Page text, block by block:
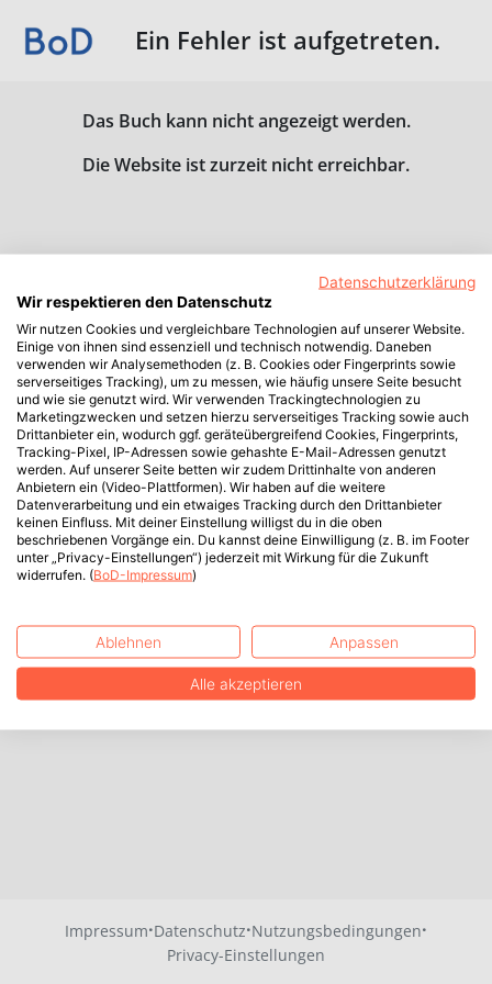
Ein Fehler ist aufgetreten.
Das Buch kann nicht angezeigt werden.
Die Website ist zurzeit nicht erreichbar.
Impressum·Datenschutz·Nutzungsbedingungen·
Privacy-Einstellungen
Datenschutzerklärung
Wir respektieren den Datenschutz
Wir nutzen Cookies und vergleichbare Technologien auf unserer Website.
Einige von ihnen sind essenziell und technisch notwendig. Daneben
verwenden wir Analysemethoden (z. B. Cookies oder Fingerprints sowie
serverseitiges Tracking), um zu messen, wie häufig unsere Seite besucht
und wie sie genutzt wird. Wir verwenden Trackingtechnologien zu
Marketingzwecken und setzen hierzu serverseitiges Tracking sowie auch
Drittanbieter ein, wodurch ggf. geräteübergreifend Cookies, Fingerprints,
Tracking-Pixel, IP-Adressen sowie gehashte E-Mail-Adressen genutzt
werden. Auf unserer Seite betten wir zudem Drittinhalte von anderen
Anbietern ein (Video-Plattformen). Wir haben auf die weitere
Datenverarbeitung und ein etwaiges Tracking durch den Drittanbieter
keinen Einfluss. Mit deiner Einstellung willigst du in die oben
beschriebenen Vorgänge ein. Du kannst deine Einwilligung (z. B. im Footer
unter „Privacy-Einstellungen“) jederzeit mit Wirkung für die Zukunft
widerrufen. (BoD-Impressum)
Ablehnen Anpassen
Alle akzeptieren